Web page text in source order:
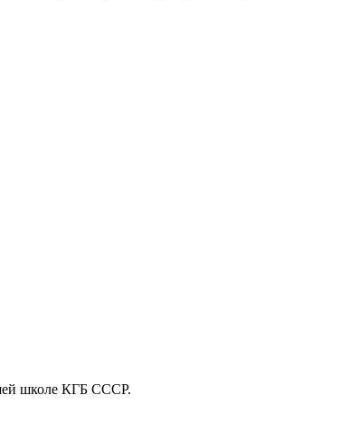
школе КГБ СССР.